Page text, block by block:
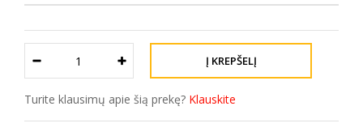
Turite klausimų apie šią prekę? Klauskite